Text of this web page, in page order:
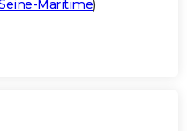
Maritime)